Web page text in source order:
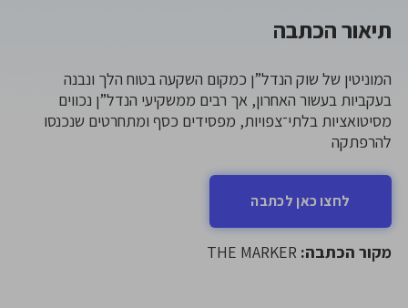
תיאור הכתבה
לחצו כאן לכתבה
מקור הכתבה: THE MARKER
המוניטין של שוק הנדל”ן כמקום השקעה בטוח הלך ונבנה
בעקביות בעשור האחרון, אך רבים ממשקיעי הנדל”ן נכווים
מסיטואציות בלתי־צפויות, מפסידים כסף ומתחרטים שנכנסו
להרפתקה